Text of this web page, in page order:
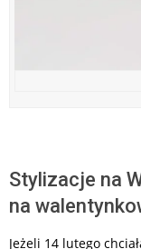
Stylizacje na
na
Jeżeli 14 lutego